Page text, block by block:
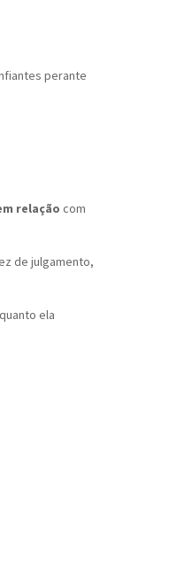
perante
relação com
de julgamento,
ela